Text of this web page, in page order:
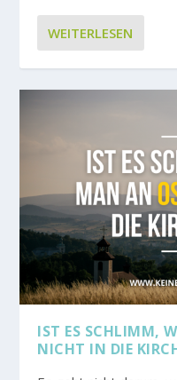
WEITERLESEN
IST ES SCHLIMM,
NICHT IN DIE